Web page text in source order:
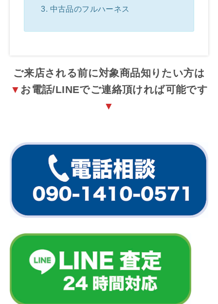
中古品のフルハーネス
ご来店される前に対象商品知りたい方は
▼ お電話/LINEでご連絡頂ければ可能です
▼